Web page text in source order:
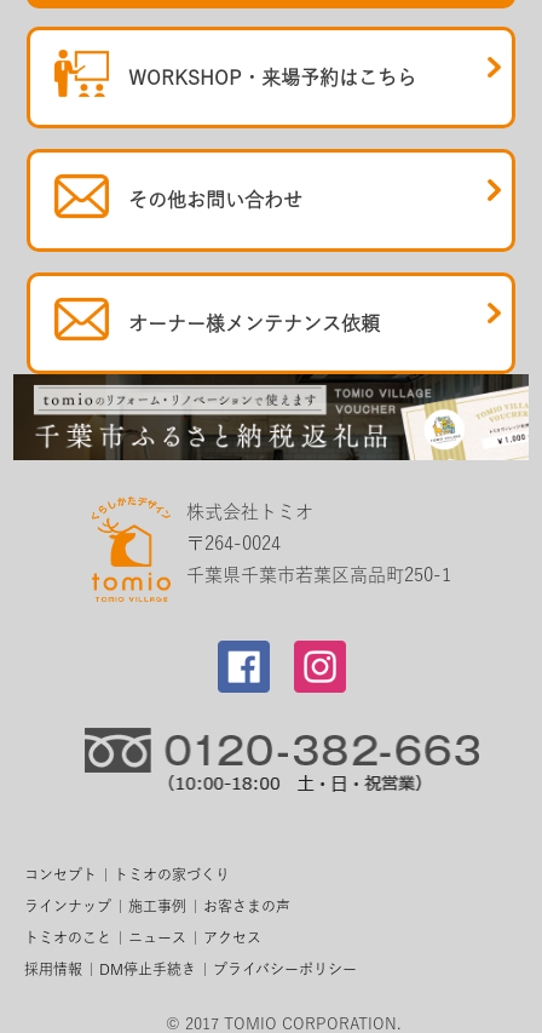
WORKSHOP・ 来場予約はこちら
その他お問い合わせ
オーナー様メンテナンス依頼
株式会社トミオ
〒264-0024
千葉県千葉市若葉区高品町250-1
コンセプト トミオの家づくり
ラインナップ 施工事例 お客さまの声
トミオのこと ニュース アクセス
採用情報 DM停止手続き プライバシーポリシー
© 2017 TOMIO CORPORATION.